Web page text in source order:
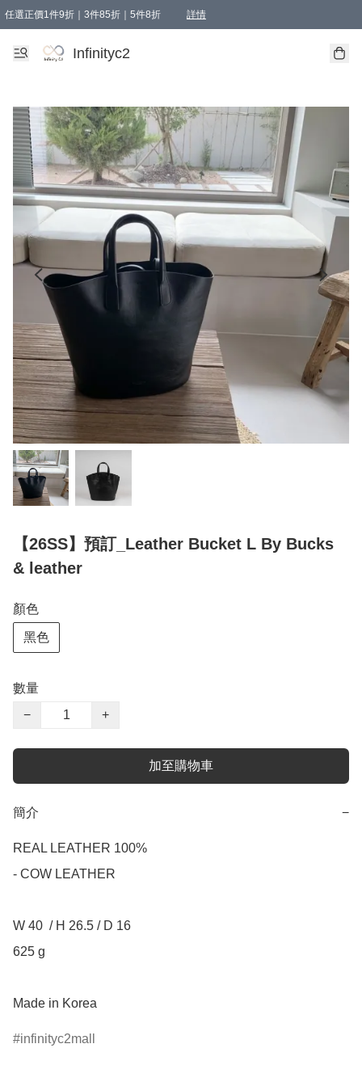
任選正價1件9折｜3件85折｜5件8折 詳情
精選商品，任選買1件或以上減HKD 20.00；買2件或以上減HKD 60.00；買3件
Infinityc2 wears 滿$800免運費
Bucks & Leather 滿$1000免運費
Infinityc2
【26SS】預訂_Leather Bucket L By Bucks
& leather
顏色
黑色
數量
−
+
加至購物車
簡介 −
REAL LEATHER 100%
- COW LEATHER
W 40  / H 26.5 / D 16
625 g
Made in Korea
infinityc2mall